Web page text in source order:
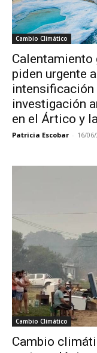
Cambio Climático
piden urgente
intensificación
investigación
en el Ártico y
Patricia Escobar - 16/
Cambio Climático
Cambio